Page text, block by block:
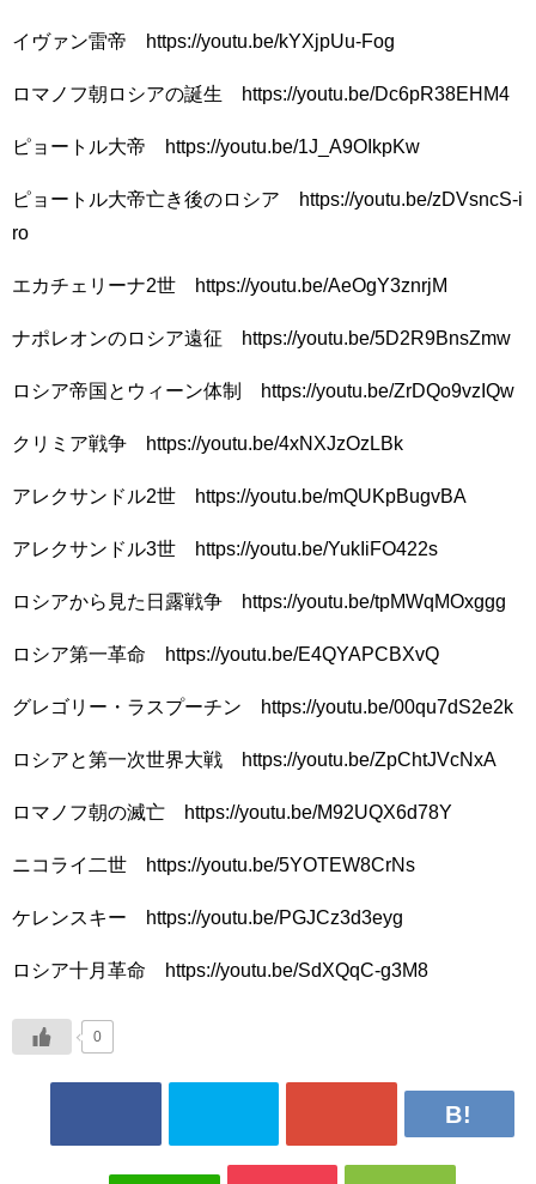
イヴァン雷帝 https://youtu.be/kYXjpUu-Fog
ロマノフ朝ロシアの誕生 https://youtu.be/Dc6pR38EHM4
ピョートル大帝 https://youtu.be/1J_A9OIkpKw
ピョートル大帝亡き後のロシア https://youtu.be/zDVsncS-i
ro
エカチェリーナ2世 https://youtu.be/AeOgY3znrjM
ナポレオンのロシア遠征 https://youtu.be/5D2R9BnsZmw
ロシア帝国とウィーン体制 https://youtu.be/ZrDQo9vzIQw
クリミア戦争 https://youtu.be/4xNXJzOzLBk
アレクサンドル2世 https://youtu.be/mQUKpBugvBA
アレクサンドル3世 https://youtu.be/YukIiFO422s
ロシアから見た日露戦争 https://youtu.be/tpMWqMOxggg
ロシア第一革命 https://youtu.be/E4QYAPCBXvQ
グレゴリー・ラスプーチン https://youtu.be/00qu7dS2e2k
ロシアと第一次世界大戦 https://youtu.be/ZpChtJVcNxA
ロマノフ朝の滅亡 https://youtu.be/M92UQX6d78Y
ニコライ二世 https://youtu.be/5YOTEW8CrNs
ケレンスキー https://youtu.be/PGJCz3d3eyg
ロシア十月革命 https://youtu.be/SdXQqC-g3M8
0